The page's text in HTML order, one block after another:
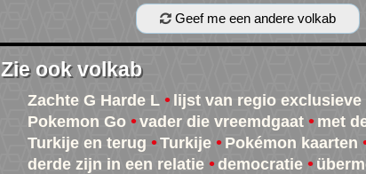
Geef me een andere volkab
Zie ook volkab
Zachte G Harde L
lijst van regio
Pokemon Go
vader die vreemdgaat
met
Turkije en terug
Turkije Pokémon kaarten
derde zijn in een relatie
democratie